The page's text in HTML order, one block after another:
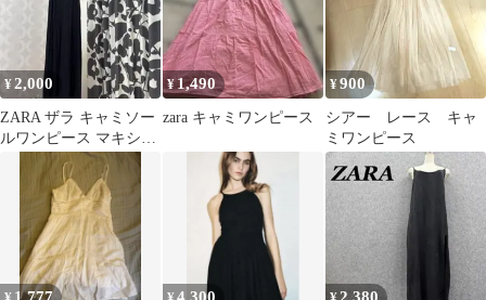
¥2,000
ZARA ザラ キャミソー
ルワンピース マキシ丈
ロング M黒
¥1,490
zara キャミワンピース
¥900
シアー レース キャ
ミワンピース